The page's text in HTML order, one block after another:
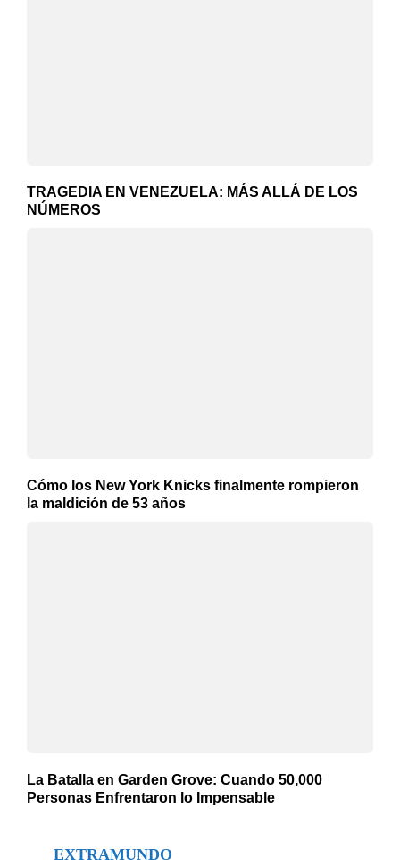
TRAGEDIA EN VENEZUELA: MÁS ALLÁ DE LOS
NÚMEROS
Cómo los New York Knicks finalmente rompieron
la maldición de 53 años
La Batalla en Garden Grove: Cuando 50,000
Personas Enfrentaron lo Impensable
EXTRAMUNDO